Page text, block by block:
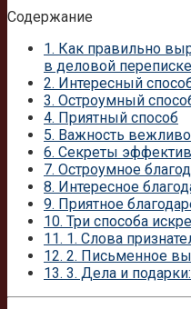
Содержание
1. Как правильно
в деловой переписке
2. Интересный
3. Остроумный
4. Приятный способ
5. Важность
6. Секреты
7. Остроумное
8. Интересное
9. Приятное
10. Три способа
11. 1. Слова
12. 2. Письменное
13. 3. Дела и подарки: